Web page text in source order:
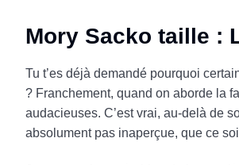
Mory Sacko taille :
Tu t’es déjà demandé pourquoi
? Franchement, quand on aborde la
audacieuses. C’est vrai, au-delà de
absolument pas inaperçue, que ce